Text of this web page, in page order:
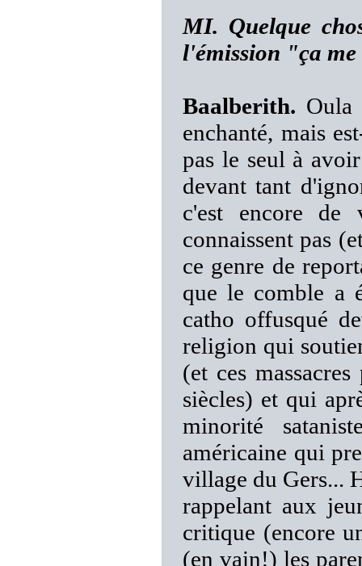
MI. Quelque
l'émission "ça
Baalberith.
enchanté, mais
pas le seul à
devant tant
c'est encore
connaissent pas
ce genre de
que le comble a
catho offusqué
religion qui
(et ces
siècles) et qui
minorité
américaine qui
village du Gers...
rappelant aux
critique (encore
(en vain!) les